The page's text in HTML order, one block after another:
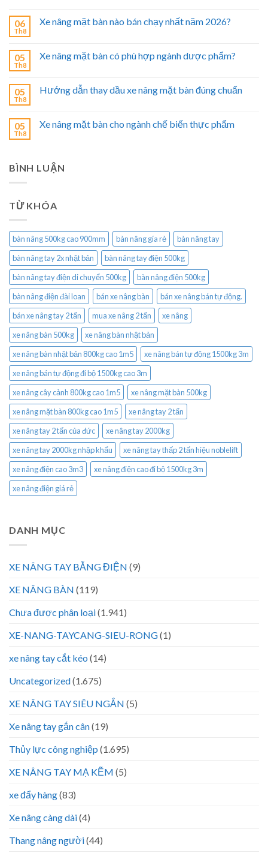
06
Th8
Xe nâng mặt bàn nào bán chạy nhất năm 2026?
05
Th8
Xe nâng mặt bàn có phù hợp ngành dược phẩm?
05
Th8
Hướng dẫn thay dầu xe nâng mặt bàn đúng chuẩn
05
Th8
Xe nâng mặt bàn cho ngành chế biến thực phẩm
BÌNH LUẬN
TỪ KHÓA
bàn nâng 500kg cao 900mm bàn nâng gía rẻ
bàn nâng tay
bàn nâng tay 2x nhật bản
bàn nâng tay điện 500kg
bàn nâng tay điện di chuyển 500kg
bàn nâng điện 500kg
bàn nâng điện đài loan
bán xe nâng bàn
bán xe nâng bán tự động.
bán xe nâng tay 2 tấn
mua xe nâng 2 tấn
xe nâng
xe nâng bàn 500kg
xe nâng bàn nhật bản
xe nâng bàn nhật bản 800kg cao 1m5
xe nâng bán tự động 1500kg 3m
xe nâng bán tự động đi bộ 1500kg cao 3m
xe nâng cây cảnh 800kg cao 1m5
xe nâng mặt bàn 500kg
xe nâng mặt bàn 800kg cao 1m5
xe nâng tay 2 tấn
xe nâng tay 2 tấn của đức
xe nâng tay 2000kg
xe nâng tay 2000kg nhập khẩu
xe nâng tay thấp 2 tấn hiệu noblelift
xe nâng điện cao 3m3
xe nâng điện cao đi bộ 1500kg 3m
xe nâng điện giá rẻ
DANH MỤC
XE NÂNG TAY BẰNG ĐIỆN (9)
XE NÂNG BÀN (119)
Chưa được phân loại(1.941)
XE-NANG-TAYCANG-SIEU-RONG(1)
xe nâng tay cắt kéo (14)
Uncategorized(1.675)
XE NÂNG TAY SIÊU NGẮN (5)
Xe nâng tay gắn cân(19)
Thủy lực công nghiệp (1.695)
XE NÂNG TAY MẠ KẼM (5)
xe đẩy hàng(83)
Xe nâng càng dài(4)
Thang nâng người(44)